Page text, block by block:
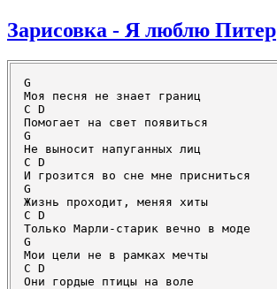
Зарисовка - Я люблю Питер
G
Моя песня не знает границ
C D
Помогает на свет появиться
G
Не выносит напуганных лиц
C D
И грозится во сне мне присниться
G
Жизнь проходит, меняя хиты
C D
Только Марли-старик вечно в моде
G
Мои цели не в рамках мечты
C D
Они гордые птицы на воле